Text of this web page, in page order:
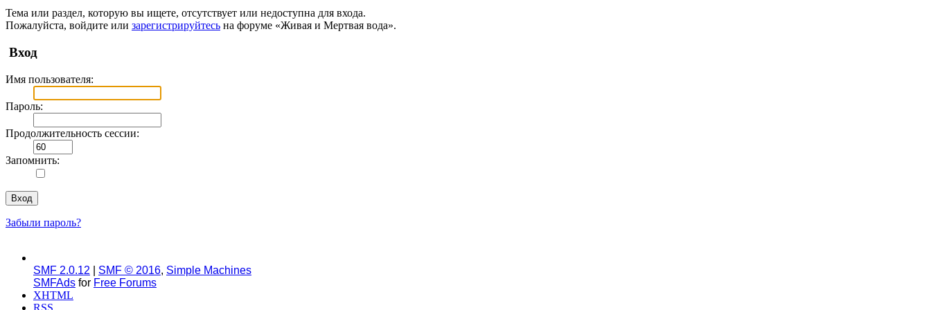
Тема или раздел, которую вы ищете, отсутствует или недоступна для входа.
Пожалуйста, войдите или зарегистрируйтесь на форуме «Живая и Мертвая вода».
Вход
Имя пользователя:
Пароль:
Продолжительность сессии:
Запомнить:
Забыли пароль?
SMF 2.0.12 SMF © 2016, Simple Machines
SMFAds for Free Forums
XHTML
RSS